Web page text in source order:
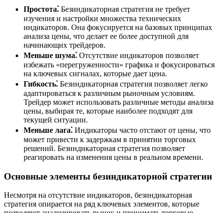
Простота⁚ Безиндикаторная стратегия не требует
изучения и настройки множества технических
индикаторов. Она фокусируется на базовых принципах
анализа цены, что делает ее более доступной для
начинающих трейдеров.
Меньше шума⁚ Отсутствие индикаторов позволяет
избежать «перегруженности» графика и фокусироваться
на ключевых сигналах, которые дает цена.
Гибкость⁚ Безиндикаторная стратегия позволяет легко
адаптироваться к различным рыночным условиям.
Трейдер может использовать различные методы анализа
цены, выбирая те, которые наиболее подходят для
текущей ситуации.
Меньше лага⁚ Индикаторы часто отстают от цены, что
может привести к задержкам в принятии торговых
решений. Безиндикаторная стратегия позволяет
реагировать на изменения цены в реальном времени.
Основные элементы безиндикаторной стратегии
Несмотря на отсутствие индикаторов, безиндикаторная
стратегия опирается на ряд ключевых элементов, которые